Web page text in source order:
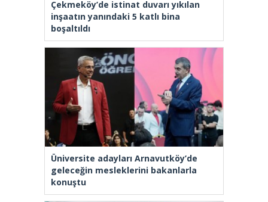
inşaatın yanındaki 5 katlı bina
boşaltıldı
Üniversite adayları Arnavutköy’de
geleceğin mesleklerini bakanlarla
konuştu